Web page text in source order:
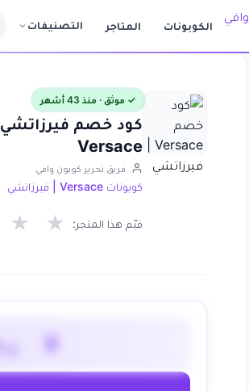
الكوبونات المتاجر التصنيفات
✓ موثق · منذ 43 أشهر
Versace
فريق تحرير كوبون وافي
كوبونات Versace | فيرزاتشي
قيّم هذا المتجر: ★ ★
لا